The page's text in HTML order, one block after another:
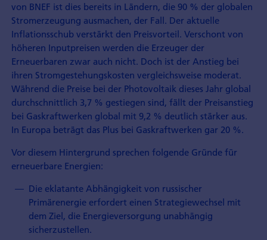
von BNEF ist dies bereits in Ländern, die 90 % der globalen
Stromerzeugung ausmachen, der Fall. Der aktuelle
Inflationsschub verstärkt den Preisvorteil. Verschont von
höheren Inputpreisen werden die Erzeuger der
Erneuerbaren zwar auch nicht. Doch ist der Anstieg bei
ihren Stromgestehungs­kosten vergleichsweise moderat.
Während die Preise bei der Photovoltaik dieses Jahr global
durchschnittlich 3,7 % gestiegen sind, fällt der Preisanstieg
bei Gaskraftwerken global mit 9,2 % deutlich stärker aus.
In Europa beträgt das Plus bei Gaskraftwerken gar 20 %.
Vor diesem Hintergrund sprechen folgende Gründe für
erneuerbare Energien:
Die eklatante Abhängigkeit von russischer
Primärenergie erfordert einen Strategie­wechsel mit
dem Ziel, die Energieversorgung unabhängig
sicherzustellen.